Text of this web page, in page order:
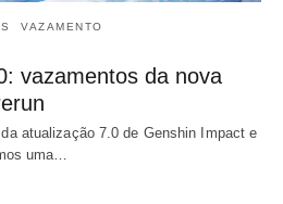
VAZAMENTO
vazamentos da nova
atualização 7.0 de Genshin Impact e
uma…